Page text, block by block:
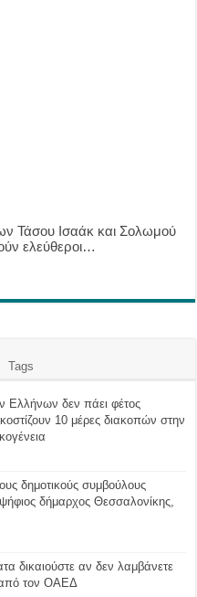
Τάσου Ισαάκ και Σολωμού
ελεύθεροι…
Tags
Ελλήνων δεν πάει φέτος
10 μέρες διακοπών στην
δημοτικούς συμβούλους
δήμαρχος Θεσσαλονίκης,
δικαιούστε αν δεν λαμβάνετε
από τον ΟΑΕΔ